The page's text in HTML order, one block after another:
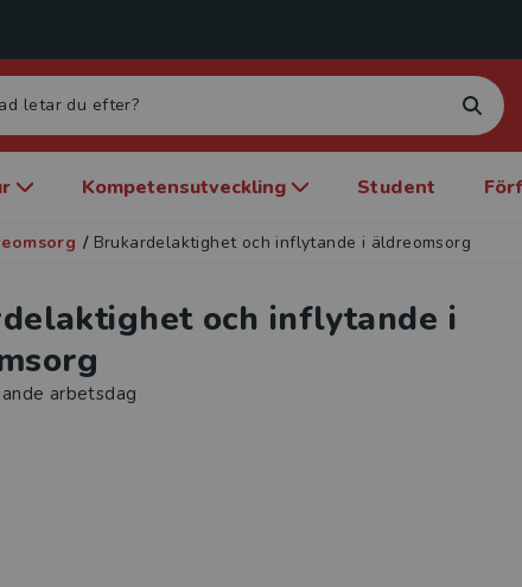
Kompetensutveckling Student
/ Brukardelaktighet och inflytande i äldreomsorg
och inflytande i
arbetsdag